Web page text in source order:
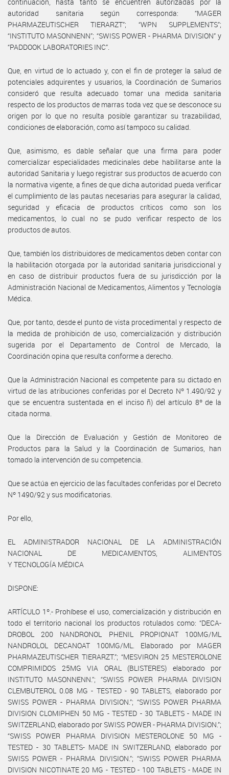
autoridad sanitaria según corresponda: “MAGER
PHARMAZEUTISCHER TIERARZT”; “WPN SUPPLEMENTS”;
“INSTITUTO MASONNENN”; “SWISS POWER - PHARMA DIVISION” y
“PADDOOK LABORATORIES INC”.
Que, en virtud de lo actuado y, con el fin de proteger la salud de
potenciales adquirentes y usuarios, la Coordinación de Sumarios
consideró que resulta adecuado tomar una medida sanitaria
respecto de los productos de marras toda vez que se desconoce su
origen por lo que no resulta posible garantizar su trazabilidad,
condiciones de elaboración, como así tampoco su calidad.
Que, asimismo, es dable señalar que una firma para poder
comercializar especialidades medicinales debe habilitarse ante la
autoridad Sanitaria y luego registrar sus productos de acuerdo con
la normativa vigente, a fines de que dicha autoridad pueda verificar
el cumplimiento de las pautas necesarias para asegurar la calidad,
seguridad y eficacia de productos críticos como son los
medicamentos, lo cual no se pudo verificar respecto de los
productos de autos.
Que, también los distribuidores de medicamentos deben contar con
la habilitación otorgada por la autoridad sanitaria jurisdiccional y
en caso de distribuir productos fuera de su jurisdicción por la
Administración Nacional de Medicamentos, Alimentos y Tecnología
Médica.
Que, por tanto, desde el punto de vista procedimental y respecto de
la medida de prohibición de uso, comercialización y distribución
sugerida por el Departamento de Control de Mercado, la
Coordinación opina que resulta conforme a derecho.
Que la Administración Nacional es competente para su dictado en
virtud de las atribuciones conferidas por el Decreto Nº 1.490/92 y
que se encuentra sustentada en el inciso ñ) del artículo 8º de la
citada norma.
Que la Dirección de Evaluación y Gestión de Monitoreo de
Productos para la Salud y la Coordinación de Sumarios, han
tomado la intervención de su competencia.
Que se actúa en ejercicio de las facultades conferidas por el Decreto
Nº 1490/92 y sus modificatorias.
Por ello,
EL ADMINISTRADOR NACIONAL DE LA ADMINISTRACIÓN
NACIONAL DE MEDICAMENTOS, ALIMENTOS
Y TECNOLOGÍA MÉDICA
DISPONE:
ARTÍCULO 1º.- Prohíbese el uso, comercialización y distribución en
todo el territorio nacional los productos rotulados como: “DECA-
DROBOL 200 NANDRONOL PHENIL PROPIONAT 100MG/ML
NANDROLOL DECANOAT 100MG/ML. Elaborado por MAGER
PHARMAZEUTISCHER TIERARZT.”; “MESVIRON 25 MESTEROLONE
COMPRIMIDOS 25MG VIA ORAL (BLISTERES) elaborado por
INSTITUTO MASONNENN.”; “SWISS POWER PHARMA DIVISION
CLEMBUTEROL 0.08 MG - TESTED - 90 TABLETS, elaborado por
SWISS POWER - PHARMA DIVISION.”; “SWISS POWER PHARMA
DIVISION CLOMIPHEN 50 MG - TESTED - 30 TABLETS - MADE IN
SWITZERLAND, elaborado por SWISS POWER - PHARMA DIVISION.”;
“SWISS POWER PHARMA DIVISION MESTEROLONE 50 MG -
TESTED - 30 TABLETS- MADE IN SWITZERLAND, elaborado por
SWISS POWER - PHARMA DIVISION.”; “SWISS POWER PHARMA
DIVISION NICOTINATE 20 MG - TESTED - 100 TABLETS - MADE IN